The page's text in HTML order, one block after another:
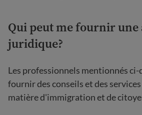
Qui peut me fournir une
juridique?
Les professionnels mentionnés ci-
fournir des conseils et des
matière d'immigration et de